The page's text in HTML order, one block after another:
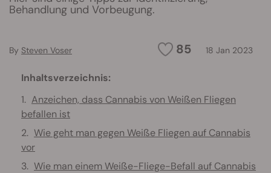
Behandlung und Vorbeugung.
85 18 Jan 2023
By Steven Voser
Inhaltsverzeichnis:
Anzeichen, dass Cannabis von Weißen Fliegen
befallen ist
Wie geht man gegen Weiße Fliegen auf Cannabis
vor
Wie man einem Weiße-Fliege-Befall auf Cannabis